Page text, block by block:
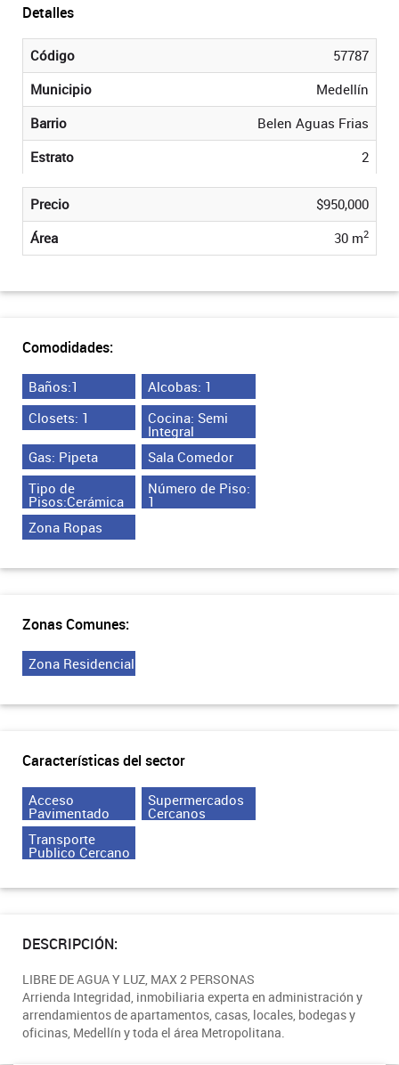
Detalles
Código
57787
Municipio
Medellín
Barrio
Belen Aguas Frias
Estrato
2
Precio
$950,000
Área
30 m2
Comodidades:
Baños:1
Alcobas: 1
Closets: 1
Cocina: Semi
Integral
Gas: Pipeta
Sala Comedor
Tipo de
Pisos:Cerámica
Número de Piso:
1
Zona Ropas
Zonas Comunes:
Zona Residencial
Características del sector
Acceso
Pavimentado
Supermercados
Cercanos
Transporte
Publico Cercano
DESCRIPCIÓN:
LIBRE DE AGUA Y LUZ, MAX 2 PERSONAS
Arrienda Integridad, inmobiliaria experta en administración y
arrendamientos de apartamentos, casas, locales, bodegas y
oficinas, Medellín y toda el área Metropolitana.